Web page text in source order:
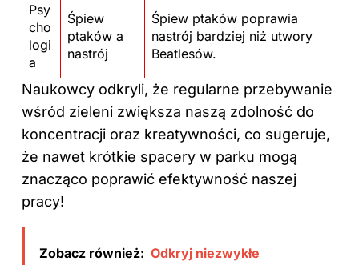
Psy
cho
logi
a
Śpiew
ptaków a
nastrój
Śpiew ptaków poprawia
nastrój bardziej niż utwory
Beatlesów.
Naukowcy odkryli, że regularne przebywanie
wśród zieleni zwiększa naszą zdolność do
koncentracji oraz kreatywności, co sugeruje,
że nawet krótkie spacery w parku mogą
znacząco poprawić efektywność naszej
pracy!
Zobacz również: Odkryj niezwykłe